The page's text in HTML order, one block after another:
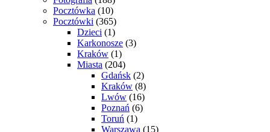
Pocztówka (10)
Pocztówki (365)
Dzieci (1)
Karkonosze (3)
Kraków (1)
Miasta (204)
Gdańsk (2)
Kraków (8)
Lwów (16)
Poznań (6)
Toruń (1)
Warszawa (15)